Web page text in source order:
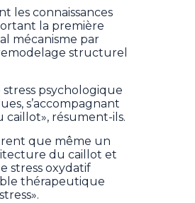
les connaissances
la première
mécanisme par
structurel
psychologique
s’accompagnant
résument-ils.
que même un
du caillot et
stress oxydatif
thérapeutique